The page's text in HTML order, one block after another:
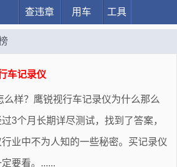
查违章 用车 工具
车记录仪
么样？鹰锐视行车记录仪为什么那么
3个月长期详尽测试，找到了答案，
业中不为人知的一些秘密。买记录仪
要看。......